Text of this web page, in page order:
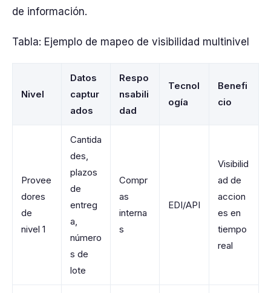
de información.
Tabla: Ejemplo de mapeo de visibilidad multinivel
Nivel
Datos
captur
ados
Respo
nsabili
dad
Tecnol
ogía
Benefi
cio
Provee
dores
de
nivel 1
Cantida
des,
plazos
de
entreg
a,
número
s de
lote
Compr
as
interna
s
EDI/API
Visibilid
ad de
accion
es en
tiempo
real